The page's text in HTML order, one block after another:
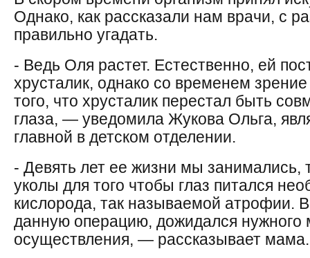
Однако, как рассказали нам врачи, с
правильно угадать.
- Ведь Оля растет. Естественно, ей
хрусталик, однако со временем
того, что хрусталик перестал быть
глаза, — уведомила Жукова Ольга,
главной в детском отделении.
- Девять лет ее жизни мы занимались,
уколы для того чтобы глаз питался
кислорода, так называемой атрофии.
данную операцию, дожидался нужного
осуществления, — рассказывает мама.